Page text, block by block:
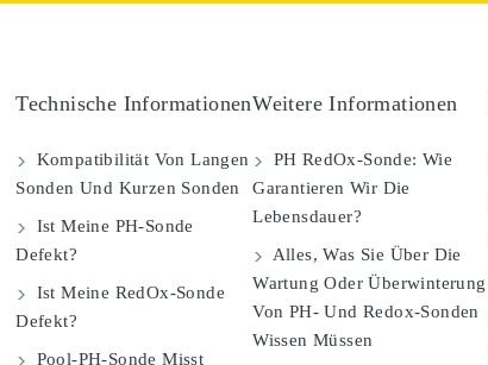
Technische Informationen
Kompatibilität Von Langen
Sonden Und Kurzen Sonden
Ist Meine PH-Sonde
Defekt?
Ist Meine RedOx-Sonde
Defekt?
Pool-PH-Sonde Misst
Weitere Informationen
PH RedOx-Sonde: Wie
Garantieren Wir Die
Lebensdauer?
Alles, Was Sie Über Die
Wartung Oder Überwinterung
Von PH- Und Redox-Sonden
Wissen Müssen